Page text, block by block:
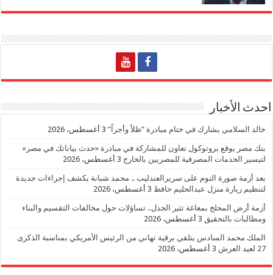
احدث الأخبار
خالد السلامي يشارك في ختام مبادرة “ظلاً وأجراً” 3 أغسطس، 2026
بنك مصر يوقع بروتوكول تعاون للمشاركة في مبادرة «حدث بياناتك في مصر»
لتيسير الخدمات المصرفية للمصريين بالخارج 3 أغسطس، 2026
بعد أزمة صورة النوم على سريرالعندليب .. محمد شبانة يكشف إجراءات جديدة
لتنظيم زيارة منزل عبدالحليم حافظ 3 أغسطس، 2026
أزمة أرض المحلج بمغاغة تثير الجدل.. تساؤلات حول مخالفات التقسيم والبناء
ومطالبات بالتحقيق 3 أغسطس، 2026
الملك محمد السادس يتلقي برقية تهاني من الرئيس الأمريكي بمناسبة الذكرى
27 لعيد العرش
3 أغسطس، 2026